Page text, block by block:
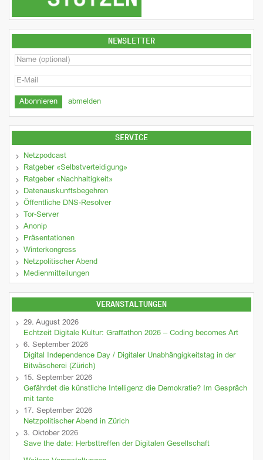
NEWSLETTER
abmelden
SERVICE
Netzpodcast
Ratgeber «Selbstverteidigung»
Ratgeber «Nachhaltigkeit»
Datenauskunftsbegehren
Öffentliche DNS-Resolver
Tor-Server
Anonip
Präsentationen
Winterkongress
Netzpolitischer Abend
Medienmitteilungen
VERANSTALTUNGEN
29. August 2026
Echtzeit Digitale Kultur: Graffathon 2026 – Coding becomes Art
6. September 2026
Digital Independence Day / Digitaler Unabhängigkeitstag in der
Bitwäscherei (Zürich)
15. September 2026
Gefährdet die künstliche Intelligenz die Demokratie? Im Gespräch
mit tante
17. September 2026
Netzpolitischer Abend in Zürich
3. Oktober 2026
Save the date: Herbsttreffen der Digitalen Gesellschaft